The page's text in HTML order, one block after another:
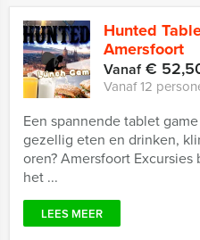
Hunted
Amersfoort
Vanaf€
Vanaf 12
Een spannende tablet
gezellig eten en drinken,
oren? Amersfoort
het ...
LEES MEER